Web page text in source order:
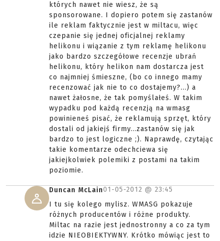
których nawet nie wiesz, że są
sponsorowane. I dopiero potem się zastanów
ile reklam faktycznie jest w miltacu, więc
czepanie się jednej oficjalnej reklamy
helikonu i wiązanie z tym reklamę helikonu
jako bardzo szczegółowe recenzje ubrań
helikonu, który helikon nam dostarcza jest
co najmniej śmieszne, (bo co innego mamy
recenzować jak nie to co dostajemy?...) a
nawet żałosne, że tak pomyślałeś. W takim
wypadku pod każdą recenzją na wmasg
powinieneś pisać, że reklamują sprzęt, który
dostali od jakiejś firmy...zastanów się jak
bardzo to jest logiczne ;). Naprawdę, czytając
takie komentarze odechciewa się
jakiejkolwiek polemiki z postami na takim
poziomie.
Duncan McLain01-05-2012 @ 23:45
I tu się kolego mylisz. WMASG pokazuje
różnych producentów i różne produkty.
Miltac na razie jest jednostronny a co za tym
idzie NIEOBIEKTYWNY. Krótko mówiąc jest to